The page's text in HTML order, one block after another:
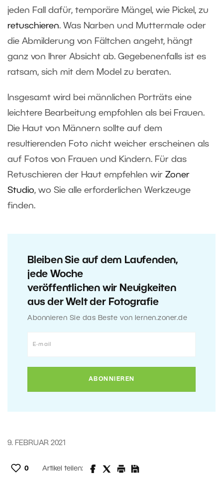
jeden Fall dafür, temporäre Mängel, wie Pickel, zu
retuschieren. Was Narben und Muttermale oder
die Abmilderung von Fältchen angeht, hängt
ganz von Ihrer Absicht ab. Gegebenenfalls ist es
ratsam, sich mit dem Model zu beraten.
Insgesamt wird bei männlichen Porträts eine
leichtere Bearbeitung empfohlen als bei Frauen.
Die Haut von Männern sollte auf dem
resultierenden Foto nicht weicher erscheinen als
auf Fotos von Frauen und Kindern. Für das
Retuschieren der Haut empfehlen wir Zoner
Studio, wo Sie alle erforderlichen Werkzeuge
finden.
Bleiben Sie auf dem Laufenden,
jede Woche
veröffentlichen wir Neuigkeiten
aus der Welt der Fotografie
Abonnieren Sie das Beste von lernen.zoner.de
9. FEBRUAR 2021
0 Artikel teilen: